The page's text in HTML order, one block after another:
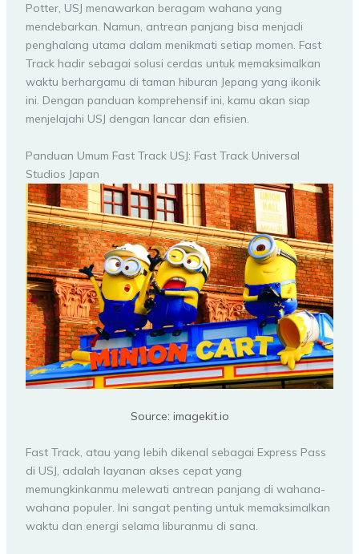
Potter, USJ menawarkan beragam wahana yang
mendebarkan. Namun, antrean panjang bisa menjadi
penghalang utama dalam menikmati setiap momen. Fast
Track hadir sebagai solusi cerdas untuk memaksimalkan
waktu berhargamu di taman hiburan Jepang yang ikonik
ini. Dengan panduan komprehensif ini, kamu akan siap
menjelajahi USJ dengan lancar dan efisien.
Panduan Umum Fast Track USJ: Fast Track Universal
Studios Japan
Source: imagekit.io
Fast Track, atau yang lebih dikenal sebagai Express Pass
di USJ, adalah layanan akses cepat yang
memungkinkanmu melewati antrean panjang di wahana-
wahana populer. Ini sangat penting untuk memaksimalkan
waktu dan energi selama liburanmu di sana.